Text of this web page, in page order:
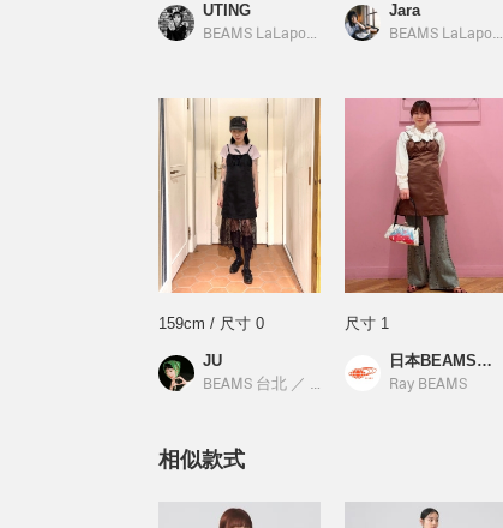
UTING
BEAMS LaLaport南港 ／Ray BEAMS
Jara
BEAMS LaLaport南港
159cm / 尺寸 0
JU
BEAMS 台北 ／ Ray BEAMS
尺寸 1
日本BEAMS店員_W
Ray BEAMS
相似款式